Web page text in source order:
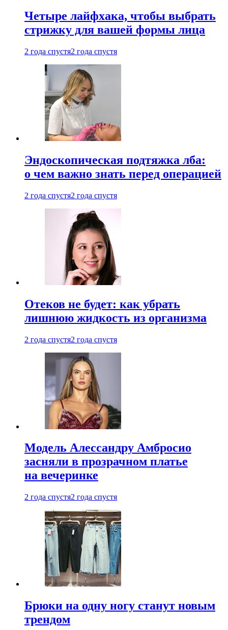
Четыре лайфхака, чтобы выбрать
стрижку для вашей формы лица
2 года спустя2 года спустя
Эндоскопическая подтяжка лба:
о чем важно знать перед операцией
2 года спустя2 года спустя
Отеков не будет: как убрать
лишнюю жидкость из организма
2 года спустя2 года спустя
Модель Алессандру Амбросио
засняли в прозрачном платье
на вечеринке
2 года спустя2 года спустя
Брюки на одну ногу станут новым
трендом